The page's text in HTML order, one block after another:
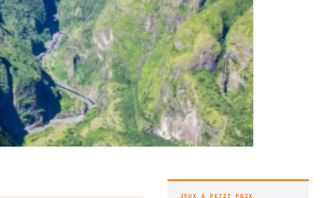
JEUX À PETIT PRIX